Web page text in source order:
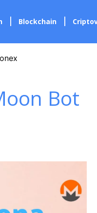
Blockchain
Bot